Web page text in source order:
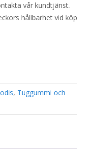
vår kundtjänst.
hållbarhet vid köp
, Tuggummi och